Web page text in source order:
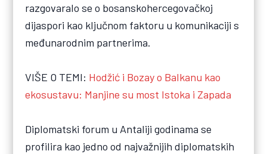
razgovaralo se o bosanskohercegovačkoj
dijaspori kao ključnom faktoru u komunikaciji s
međunarodnim partnerima.
VIŠE O TEMI: Hodžić i Bozay o Balkanu kao
ekosustavu: Manjine su most Istoka i Zapada
Diplomatski forum u Antaliji godinama se
profilira kao jedno od najvažnijih diplomatskih